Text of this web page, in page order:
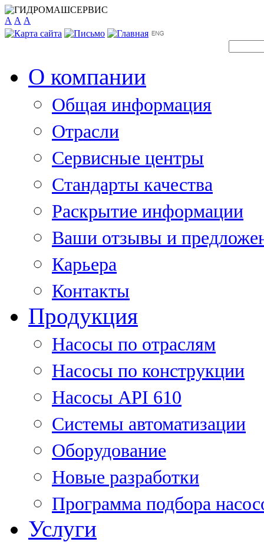
A A A
О компании
Общая информация
Отрасли
Сервисные центры
Стандарты качества
Раскрытие информации
Ваши отзывы и
Карьера
Контакты
Продукция
Насосы по отраслям
Насосы по конструкции
Насосы API 610
Системы автоматизации
Оборудование
Новые разработки
Программа подбора
Услуги